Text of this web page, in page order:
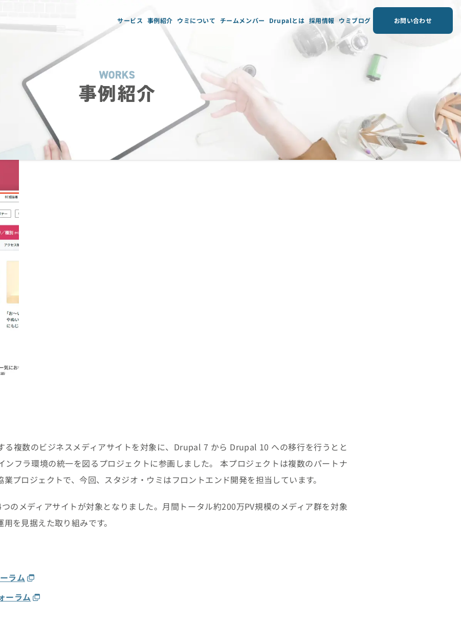
サービス 事例紹介 ウミについて チームメンバー Drupalとは 採用情報 ウミブログ お問い合わせ
WORKS
事例紹介
る複数のビジネスメディアサイトを対象に、Drupal 7 から Drupal 10 への移行を行うとと
ンフラ環境の統一を図るプロジェクトに参画しました。 本プロジェクトは複数のパートナ
プロジェクトで、今回、スタジオ・ウミはフロントエンド開発を担当しています。
のメディアサイトが対象となりました。月間トータル約200万PV規模のメディア群を対象
を見据えた取り組みです。
ラム
ーラム